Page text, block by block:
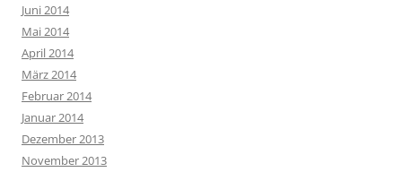
Juni 2014
Mai 2014
April 2014
März 2014
Februar 2014
Januar 2014
Dezember 2013
November 2013